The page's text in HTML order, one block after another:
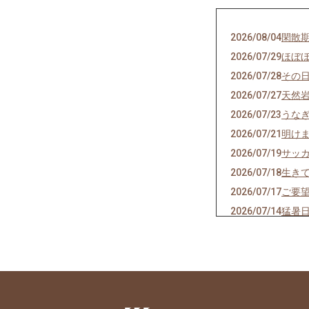
2026/08/04閑散
2026/07/29ほぼ
2026/07/28その
2026/07/27天然
2026/07/23うな
2026/07/21 明け
2026/07/19サッ
2026/07/18生き
2026/07/17ご要
2026/07/14猛暑
2026/07/07七夕